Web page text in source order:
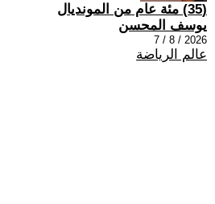
(35) مئة عام من المونديال
يوسف المحسن
2026 / 8 / 7
عالم الرياضة